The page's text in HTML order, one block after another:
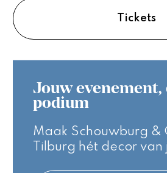
Tickets
Jouw evenement,
podium
Maak Schouwburg &
Tilburg hét decor van